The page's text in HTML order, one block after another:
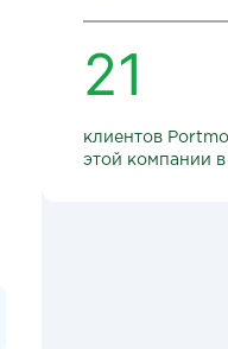
21
клиентов
этой компании